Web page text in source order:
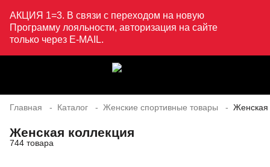
АКЦИЯ 1=3. В связи с переходом на новую
Программу лояльности, авторизация на сайте
только через E-MAIL.
Главная Каталог Женские спортивные товары Женская
Женская коллекция
744 товара